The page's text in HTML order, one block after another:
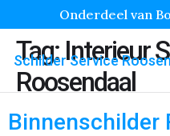
Onderdeel van
Schilder Service
Tag:Interieur
Roosendaal
Binnenschilder